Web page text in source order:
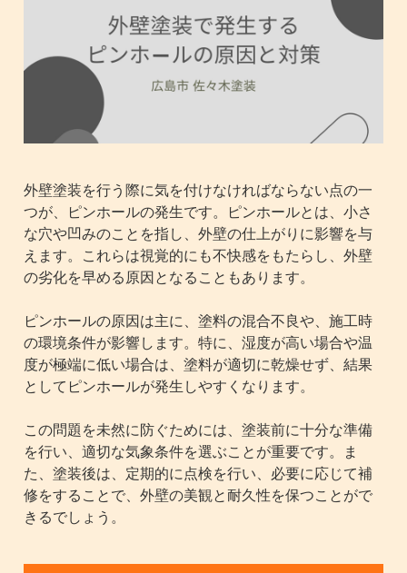
外壁塗装を行う際に気を付けなければならない点の一
つが、ピンホールの発生です。ピンホールとは、小さ
な穴や凹みのことを指し、外壁の仕上がりに影響を与
えます。これらは視覚的にも不快感をもたらし、外壁
の劣化を早める原因となることもあります。
ピンホールの原因は主に、塗料の混合不良や、施工時
の環境条件が影響します。特に、湿度が高い場合や温
度が極端に低い場合は、塗料が適切に乾燥せず、結果
としてピンホールが発生しやすくなります。
この問題を未然に防ぐためには、塗装前に十分な準備
を行い、適切な気象条件を選ぶことが重要です。ま
た、塗装後は、定期的に点検を行い、必要に応じて補
修をすることで、外壁の美観と耐久性を保つことがで
きるでしょう。